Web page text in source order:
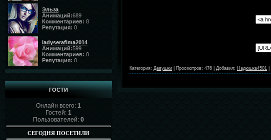
Эльза
Анимаций:689
Комментариев: 8
Репутация: 0
ladyserafima2014
Анимаций:599
Комментариев: 0
Репутация: 0
ГОСТИ
Онлайн всего: 1
Гостей: 1
Пользователей: 0
СЕГОДНЯ ПОСЕТИЛИ
Категория: Девушки Просмотров: 476 Добавил: Надюшка4501